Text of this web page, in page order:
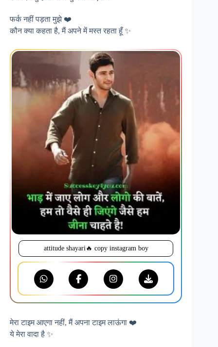
फर्क नहीं पड़ता मुझे ❤️
कौन क्या कहता है, मैं अपने में मस्त रहता हूँ ✨
attitude shayari🔥 copy instagram boy
मेरा टाइम आएगा नहीं, मैं अपना टाइम लाऊंगा ❤️
ये मेरा वादा है ✨